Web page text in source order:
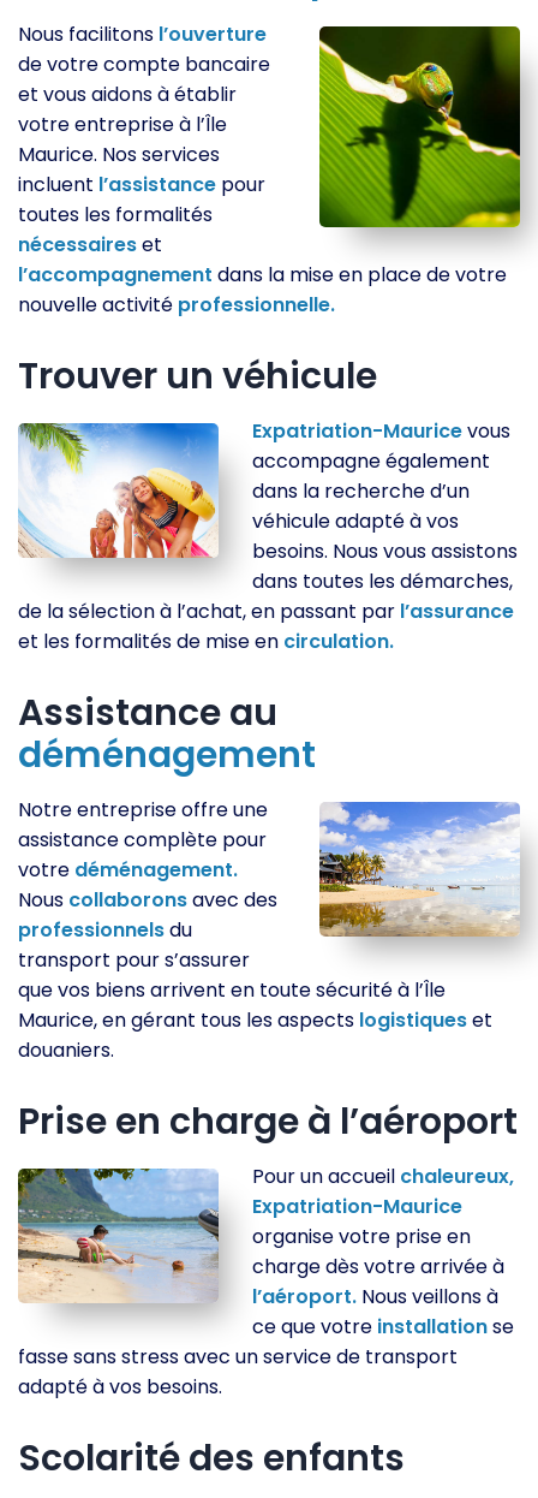
Nous facilitons l’ouverture
de votre compte bancaire
et vous aidons à établir
votre entreprise à l’Île
Maurice. Nos services
incluent l’assistance pour
toutes les formalités
nécessaireset
l’accompagnement dans la mise en place de votre
nouvelle activité professionnelle.
Trouver un véhicule
Expatriation-Mauricevous
accompagne également
dans la recherche d’un
véhicule adapté à vos
besoins. Nous vous assistons
dans toutes les démarches,
de la sélection à l’achat, en passant par l’assurance
et les formalités de mise en circulation.
Assistance au
déménagement
Notre entreprise offre une
assistance complète pour
votre déménagement.
Nous collaboronsavec des
professionnelsdu
transport pour s’assurer
que vos biens arrivent en toute sécurité à l’Île
Maurice, en gérant tous les aspects logistiqueset
douaniers.
Prise en charge à l’aéroport
Pour un accueil chaleureux,
Expatriation-Maurice
organise votre prise en
charge dès votre arrivée à
l’aéroport. Nous veillons à
ce que votre installationse
fasse sans stress avec un service de transport
adapté à vos besoins.
Scolarité des enfants